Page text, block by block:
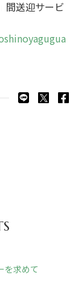
間送迎サービ
を求めて